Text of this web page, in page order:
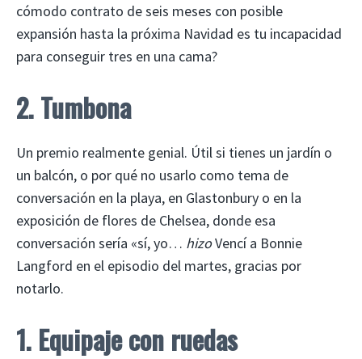
cómodo contrato de seis meses con posible
expansión hasta la próxima Navidad es tu incapacidad
para conseguir tres en una cama?
2. Tumbona
Un premio realmente genial. Útil si tienes un jardín o
un balcón, o por qué no usarlo como tema de
conversación en la playa, en Glastonbury o en la
exposición de flores de Chelsea, donde esa
conversación sería «sí, yo… hizoVencí a Bonnie
Langford en el episodio del martes, gracias por
notarlo.
1. Equipaje con ruedas